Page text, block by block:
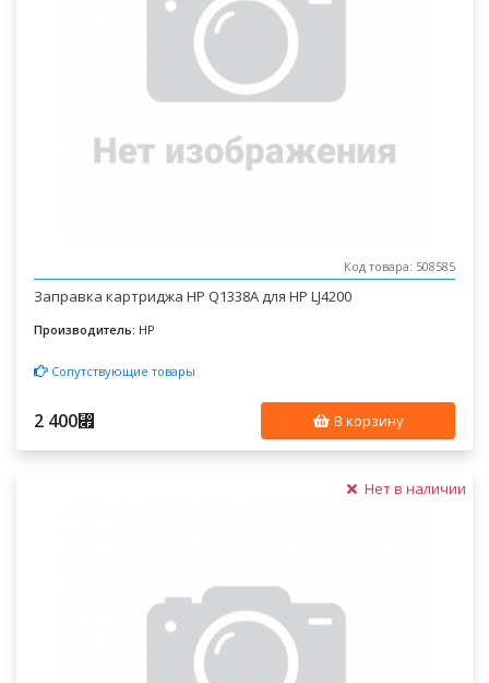
Код товара: 508585
Заправка картриджа HP Q1338A для HP LJ4200
Производитель: HP
Сопутствующие товары
2 400⃏ В корзину
Нет в наличии